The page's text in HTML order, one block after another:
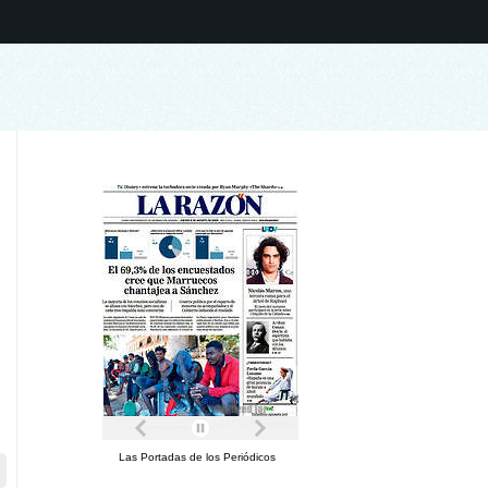
Las Portadas de los Periódicos